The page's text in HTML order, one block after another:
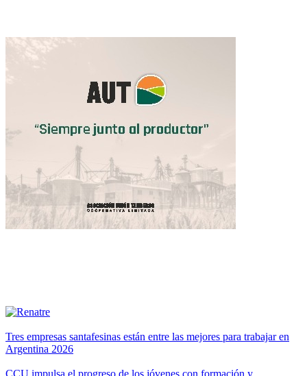
Tres empresas santafesinas están entre las mejores para trabajar en
Argentina 2026
CCU impulsa el progreso de los jóvenes con formación y